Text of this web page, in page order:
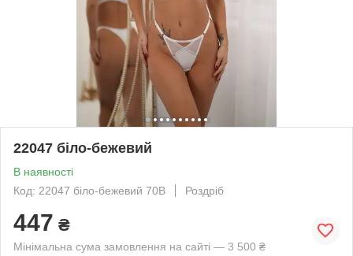
22047 біло-бежевий
В наявності
Код: 22047 біло-бежевий 70В
Роздріб
447 ₴
Мінімальна сума замовлення на сайті — 3 500 ₴